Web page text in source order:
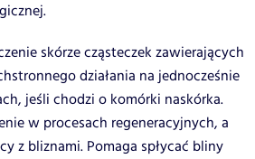
skórze cząsteczek zawierających
działania na jednocześnie
jeśli chodzi o komórki naskórka.
w procesach regeneracyjnych, a
z bliznami. Pomaga spłycać bliny